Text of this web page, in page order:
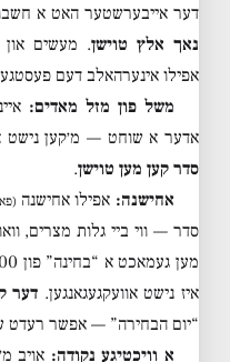
דער אייבערשטער האט א
נאך אלץ טוישן. מעשים און
אפילו אינערהאלב דעם
משל פון מזל מאדים:
אדער א שוחט — מ׳קען נישט
סדר קען מען טוישן.
אחישנה: אפילו אחישנה
איז נישט אוועקגעגאנגען. דער
“יום הבחירה” — אפשר רעדט
א וויכטיגע נקודה: אויב